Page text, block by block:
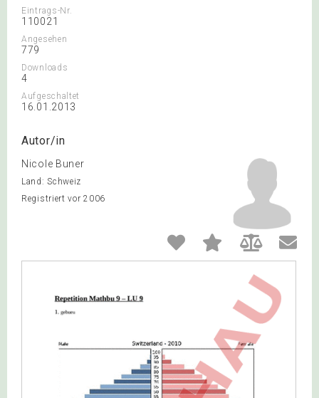
Eintrags-Nr.
110021
Angesehen
779
Downloads
4
Aufgeschaltet
16.01.2013
Autor/in
Nicole Buner
Land: Schweiz
Registriert vor 2006